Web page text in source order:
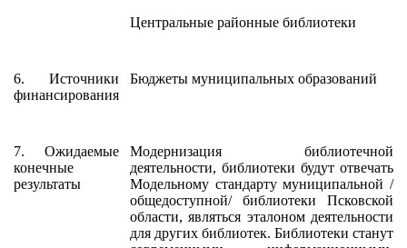
Центральные районные библиотеки
6. Источники
финансирования
Бюджеты муниципальных образований
7. Ожидаемые
конечные
результаты
Модернизация библиотечной
деятельности, библиотеки будут отвечать
Модельному стандарту муниципальной /
общедоступной/ библиотеки Псковской
области, являться эталоном деятельности
для других библиотек. Библиотеки станут